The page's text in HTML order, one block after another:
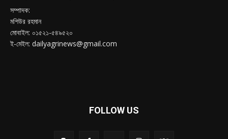
সম্পাদক:
মশিউর রহমান
মোবাইল: ০১৫২১-৫৪৯৫২০
ই-মেইল: dailyagrinews@gmail.com
FOLLOW US